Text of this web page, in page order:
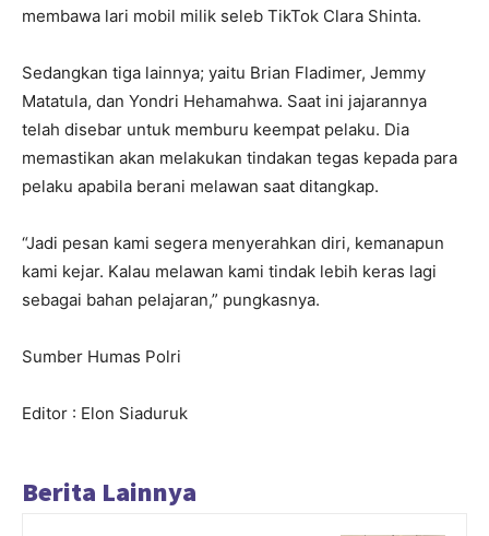
membawa lari mobil milik seleb TikTok Clara Shinta.
Sedangkan tiga lainnya; yaitu Brian Fladimer, Jemmy
Matatula, dan Yondri Hehamahwa. Saat ini jajarannya
telah disebar untuk memburu keempat pelaku. Dia
memastikan akan melakukan tindakan tegas kepada para
pelaku apabila berani melawan saat ditangkap.
“Jadi pesan kami segera menyerahkan diri, kemanapun
kami kejar. Kalau melawan kami tindak lebih keras lagi
sebagai bahan pelajaran,” pungkasnya.
Sumber Humas Polri
Editor : Elon Siaduruk
Berita Lainnya